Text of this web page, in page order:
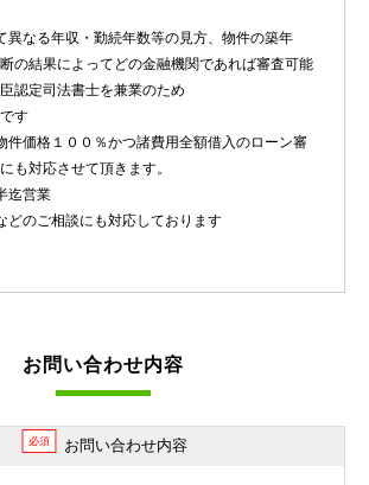
異なる年収・勤続年数等の見方、物件の築年
の結果によってどの金融機関であれば審査可能
認定司法書士を兼業のため
す
件価格１００％かつ諸費用全額借入のローン審
も対応させて頂きます。
迄営業
どのご相談にも対応しております
お問い合わせ内容
必須 お問い合わせ内容